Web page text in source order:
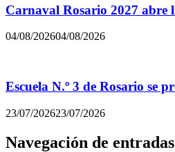
Carnaval Rosario 2027 abre
04/08/202604/08/2026
Escuela N.º 3 de Rosario se
23/07/202623/07/2026
Navegación de entradas